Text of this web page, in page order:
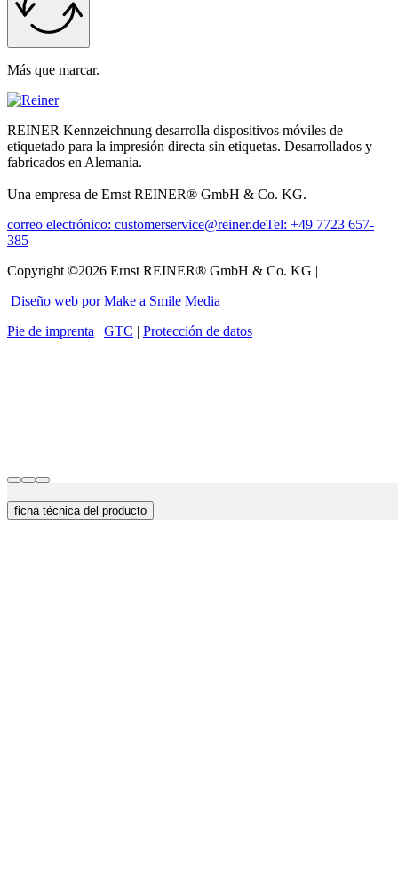
Más que marcar.
REINER Kennzeichnung desarrolla dispositivos móviles de
etiquetado para la impresión directa sin etiquetas. Desarrollados y
fabricados en Alemania.
Una empresa de Ernst REINER® GmbH & Co. KG.
correo electrónico: customerservice@reiner.deTel: +49 7723 657-
385
Copyright ©2026 Ernst REINER® GmbH & Co. KG |
Diseño web por Make a Smile Media
Pie de imprenta | GTC | Protección de datos
ficha técnica del producto